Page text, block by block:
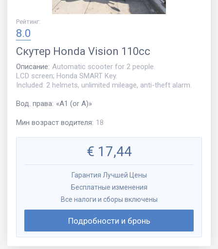
Рейтинг:
8.0
Скутер Honda Vision 110cc
Описание: Automatic scooter for 2 people.
LCD screen; Honda SMART Key.
Included: 2 helmets, unlimited mileage, anti-theft alarm.
Вод. права: «A1 (or A)»
Мин возраст водителя: 18
€ 17,44
Гарантия Лучшей Цены
Бесплатные изменения
Все налоги и сборы включены
Подробности и бронь